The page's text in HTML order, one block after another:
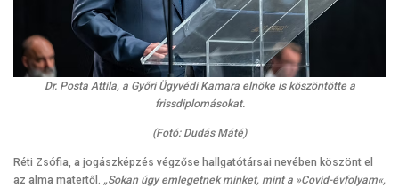
Dr. Posta Attila, a Győri Ügyvédi Kamara elnöke is köszöntötte a
frissdiplomásokat.
(Fotó: Dudás Máté)
Réti Zsófia, a jogászképzés végzőse hallgatótársai nevében köszönt el
az alma matertől. „Sokan úgy emlegetnek minket, mint a »Covid-évfolyam«,